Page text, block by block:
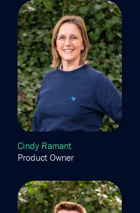
Cindy Ramant
Product Owner